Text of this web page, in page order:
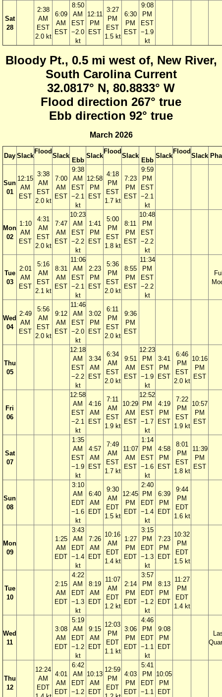
Sat
28
2:38
AM
EST
2.0 kt
6:09
AM
EST
8:50
AM
EST
−2.0
kt
12:11
PM
EST
3:27
PM
EST
1.5 kt
6:30
PM
EST
9:08
PM
EST
−1.9
kt
Bloody Pt., 0.5 mi west of, New River,
South Carolina Current
32.0817° N, 80.8833° W
Flood direction 267° true
Ebb direction 92° true
March 2026
Day Slack
Flood
Slack
Ebb
Slack
Flood
Slack
Ebb
Slack
Flood
Slack
Sun
01
12:15
AM
EST
3:38
AM
EST
2.0 kt
7:00
AM
EST
9:38
AM
EST
−2.1
kt
12:58
PM
EST
4:18
PM
EST
1.7 kt
7:23
PM
EST
9:59
PM
EST
−2.1
kt
Mon
02
1:10
AM
EST
4:31
AM
EST
2.0 kt
7:47
AM
EST
10:23
AM
EST
−2.2
kt
1:41
PM
EST
5:00
PM
EST
1.8 kt
8:11
PM
EST
10:48
PM
EST
−2.2
kt
Tue
03
2:01
AM
EST
5:16
AM
EST
2.1 kt
8:31
AM
EST
11:06
AM
EST
−2.1
kt
2:23
PM
EST
5:36
PM
EST
2.0 kt
8:55
PM
EST
11:34
PM
EST
−2.2
kt
Wed
04
2:49
AM
EST
5:56
AM
EST
2.0 kt
9:12
AM
EST
11:46
AM
EST
−2.0
kt
3:02
PM
EST
6:11
PM
EST
2.0 kt
9:36
PM
EST
Thu
05
12:18
AM
EST
−2.2
kt
3:34
AM
EST
6:34
AM
EST
2.0 kt
9:51
AM
EST
12:23
PM
EST
−1.9
kt
3:41
PM
EST
6:46
PM
EST
2.0 kt
10:16
PM
EST
Fri
06
12:58
AM
EST
−2.1
kt
4:16
AM
EST
7:11
AM
EST
1.9 kt
10:29
AM
EST
12:52
PM
EST
−1.7
kt
4:19
PM
EST
7:22
PM
EST
1.9 kt
10:57
PM
EST
Sat
07
1:35
AM
EST
−1.9
kt
4:57
AM
EST
7:49
AM
EST
1.7 kt
11:07
AM
EST
1:14
PM
EST
−1.6
kt
4:58
PM
EST
8:01
PM
EST
1.8 kt
11:39
PM
EST
Sun
08
3:10
AM
EDT
−1.6
kt
6:40
AM
EDT
9:30
AM
EDT
1.5 kt
12:45
PM
EDT
2:40
PM
EDT
−1.4
kt
6:39
PM
EDT
9:44
PM
EDT
1.6 kt
Mon
09
1:25
AM
EDT
3:43
AM
EDT
−1.4
kt
7:26
AM
EDT
10:16
AM
EDT
1.4 kt
1:27
PM
EDT
3:15
PM
EDT
−1.3
kt
7:23
PM
EDT
10:32
PM
EDT
1.5 kt
Tue
10
2:15
AM
EDT
4:22
AM
EDT
−1.3
kt
8:19
AM
EDT
11:07
AM
EDT
1.2 kt
2:14
PM
EDT
3:57
PM
EDT
−1.2
kt
8:13
PM
EDT
11:27
PM
EDT
1.4 kt
Wed
11
3:08
AM
EDT
5:19
AM
EDT
−1.2
kt
9:15
AM
EDT
12:03
PM
EDT
1.1 kt
3:06
PM
EDT
4:46
PM
EDT
−1.1
kt
9:08
PM
EDT
Thu
12
12:24
AM
EDT
4:01
AM
EDT
6:42
AM
EDT
−1.2
10:13
AM
EDT
12:59
PM
EDT
4:03
PM
EDT
5:41
PM
EDT
−1.1
10:05
PM
EDT